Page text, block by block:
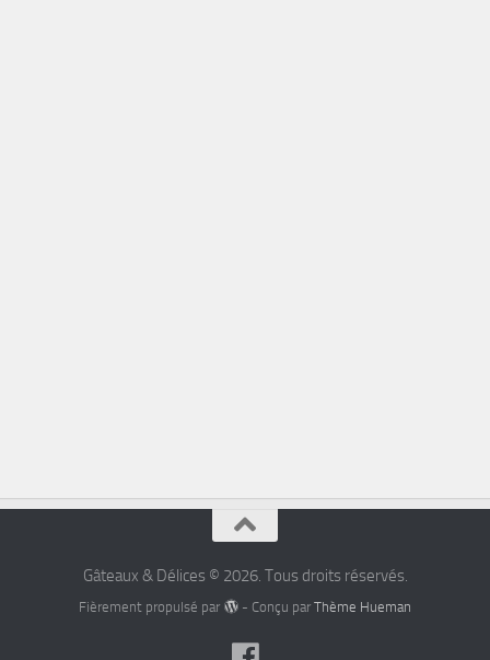
Gâteaux & Délices © 2026. Tous droits réservés.
Fièrement propulsé par - Conçu par Thème Hueman